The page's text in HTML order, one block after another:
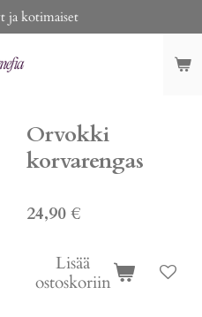
Orvokki
korvarengas
24,90 €
Lisää
ostoskoriin